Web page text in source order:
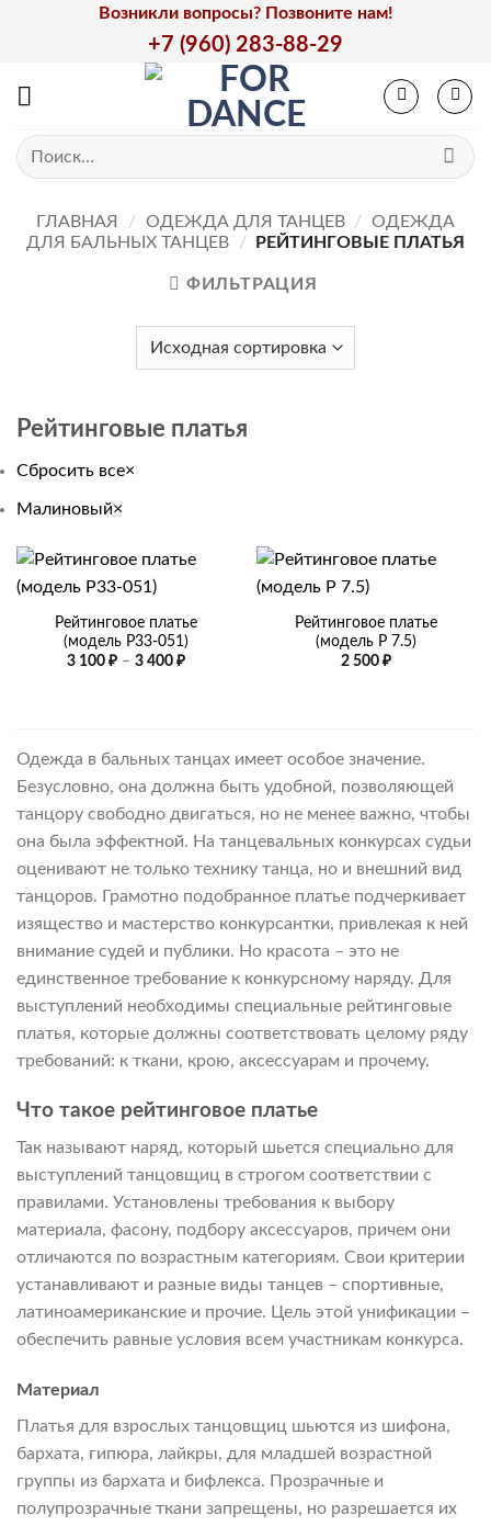
Возникли вопросы? Позвоните нам!
+7 (960) 283-88-29
Искать:
ГЛАВНАЯ / ОДЕЖДА ДЛЯ ТАНЦЕВ /
ОДЕЖДА
ДЛЯ БАЛЬНЫХ ТАНЦЕВ
/ РЕЙТИНГОВЫЕ ПЛАТЬЯ
ФИЛЬТРАЦИЯ
Рейтинговые платья
Сбросить все×
Малиновый×
Рейтинговое платье
(модель Р33-051)
3 100 ₽ – 3 400 ₽Диапазон
Рейтинговое платье
(модель Р 7.5)
2 500 ₽
Одежда в бальных танцах имеет особое значение.
Безусловно, она должна быть удобной, позволяющей
танцору свободно двигаться, но не менее важно, чтобы
она была эффектной. На танцевальных конкурсах судьи
оценивают не только технику танца, но и внешний вид
танцоров. Грамотно подобранное платье подчеркивает
изящество и мастерство конкурсантки, привлекая к ней
внимание судей и публики. Но красота – это не
единственное требование к конкурсному наряду. Для
выступлений необходимы специальные рейтинговые
платья, которые должны соответствовать целому ряду
требований: к ткани, крою, аксессуарам и прочему.
Что такое рейтинговое платье
Так называют наряд, который шьется специально для
выступлений танцовщиц в строгом соответствии с
правилами. Установлены требования к выбору
материала, фасону, подбору аксессуаров, причем они
отличаются по возрастным категориям. Свои критерии
устанавливают и разные виды танцев – спортивные,
латиноамериканские и прочие. Цель этой унификации –
обеспечить равные условия всем участникам конкурса.
Материал
Платья для взрослых танцовщиц шьются из шифона,
бархата, гипюра, лайкры, для младшей возрастной
группы из бархата и бифлекса. Прозрачные и
полупрозрачные ткани запрещены, но разрешается их